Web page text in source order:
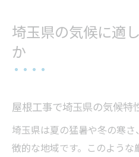
埼玉県の気候に適
か
屋根工事で埼玉県の気候特
埼玉県は夏の猛暑や冬の寒
徴的な地域です。このよう